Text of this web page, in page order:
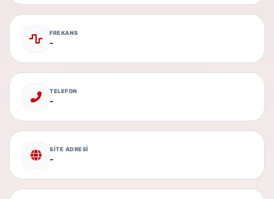
FREKANS
-
TELEFON
-
SİTE ADRESİ
-